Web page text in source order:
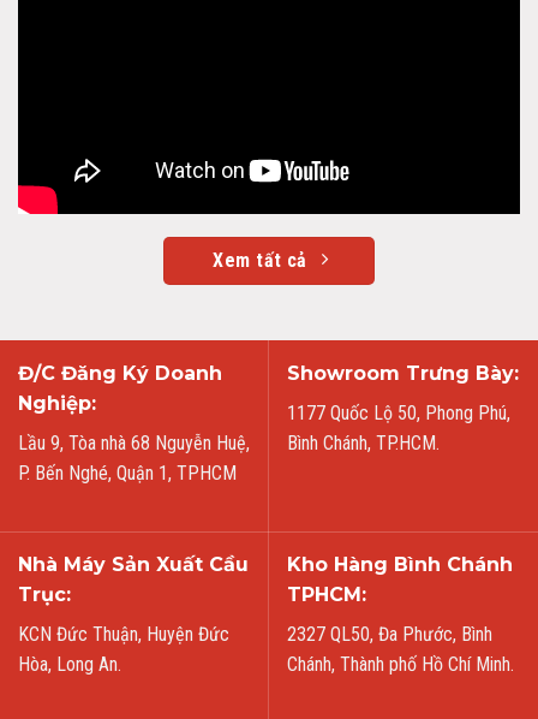
Xem tất cả
Đ/C Đăng Ký Doanh
Nghiệp:
Lầu 9, Tòa nhà 68 Nguyễn Huệ,
P. Bến Nghé, Quận 1, TPHCM
Showroom Trưng Bày:
1177 Quốc Lộ 50, Phong Phú,
Bình Chánh, TP.HCM.
Nhà Máy Sản Xuất Cầu
Trục:
KCN Đức Thuận, Huyện Đức
Hòa, Long An.
Kho Hàng Bình Chánh
TPHCM:
2327 QL50, Đa Phước, Bình
Chánh, Thành phố Hồ Chí Minh.